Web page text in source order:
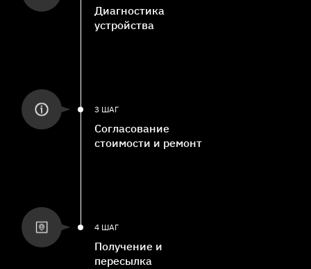
Диагностика
устройства
3 ШАГ
Согласование
стоимости и ремонт
4 ШАГ
Получение и
пересылка